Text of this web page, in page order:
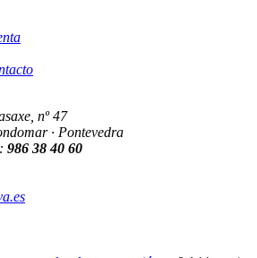
nº 47
· Pontevedra
986 38 40 60